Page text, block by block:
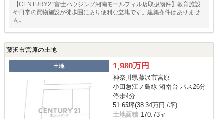
【CENTURY21富士ハウジング湘南モールフィル店取扱物件】教育施設
や日常の買物施設が徒歩圏にあり便利な立地です。建築条件はありませ
ん。
藤沢市宮原の土地
土地 1,980万円
神奈川県藤沢市宮原
小田急江ノ島線 湘南台 バス26分
停歩4分
51.65坪(38.34万円 /坪)
土地面積 170.73㎡